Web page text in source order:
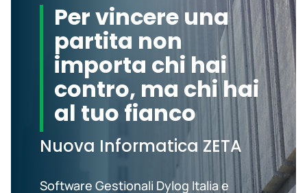
Per vincere una
partita non
importa chi hai
contro, ma chi hai
al tuo fianco
Nuova Informatica ZETA
Software Gestionali Dylog Italia e